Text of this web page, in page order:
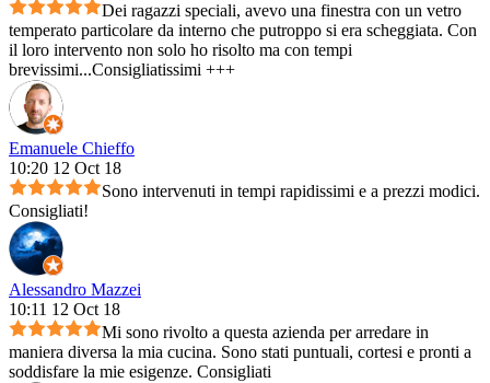
Dei ragazzi speciali, avevo una finestra con un vetro
temperato particolare da interno che putroppo si era scheggiata. Con
il loro intervento non solo ho risolto ma con tempi
brevissimi...Consigliatissimi +++
Emanuele Chieffo
10:20 12 Oct 18
Sono intervenuti in tempi rapidissimi e a prezzi modici.
Consigliati!
Alessandro Mazzei
10:11 12 Oct 18
Mi sono rivolto a questa azienda per arredare in
maniera diversa la mia cucina. Sono stati puntuali, cortesi e pronti a
soddisfare la mie esigenze. Consigliati